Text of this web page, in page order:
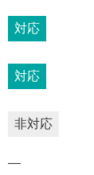
対応
対応
非対応
―